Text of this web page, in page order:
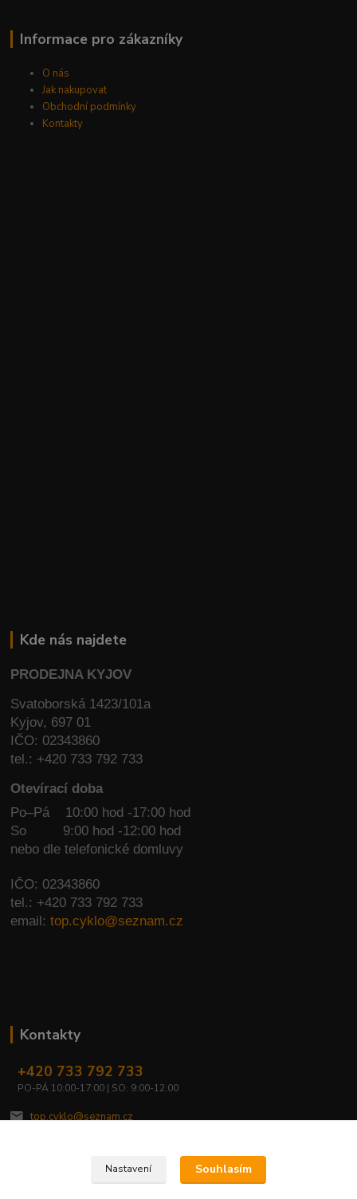
Informace pro zákazníky
O nás
Jak nakupovat
Obchodní podmínky
Kontakty
Kde nás najdete
PRODEJNA KYJOV
Svatoborská 1423/101a
Kyjov, 697 01
IČO: 02343860
tel.: +420 733 792 733
Otevírací doba
Po–Pá 10:00 hod -17:00 hod
So
9:00 hod -12:00 hod
nebo dle telefonické domluvy
IČO: 02343860
tel.: +420 733 792 733
email:top.cyklo@seznam.cz
Kontakty
+420 733 792 733
PO-PÁ 10:00-17:00 | SO: 9:00-12:00
top.cyklo@seznam.cz
Nastavení Souhlasím